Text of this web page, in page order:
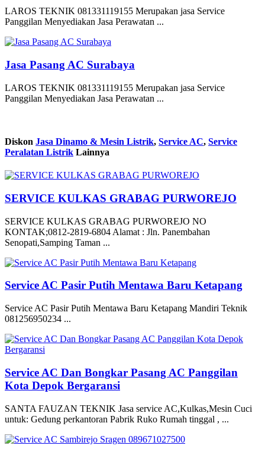
LAROS TEKNIK 081331119155 Merupakan jasa Service
Panggilan Menyediakan Jasa Perawatan ...
Jasa Pasang AC Surabaya
LAROS TEKNIK 081331119155 Merupakan jasa Service
Panggilan Menyediakan Jasa Perawatan ...
Diskon Jasa Dinamo & Mesin Listrik, Service AC, Service
Peralatan Listrik Lainnya
SERVICE KULKAS GRABAG PURWOREJO
SERVICE KULKAS GRABAG PURWOREJO NO
KONTAK;0812-2819-6804 Alamat : Jln. Panembahan
Senopati,Samping Taman ...
Service AC Pasir Putih Mentawa Baru Ketapang
Service AC Pasir Putih Mentawa Baru Ketapang Mandiri Teknik
081256950234 ...
Service AC Dan Bongkar Pasang AC Panggilan
Kota Depok Bergaransi
SANTA FAUZAN TEKNIK Jasa service AC,Kulkas,Mesin Cuci
untuk: Gedung perkantoran Pabrik Ruko Rumah tinggal , ...